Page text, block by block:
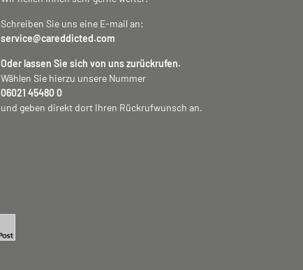
Schreiben Sie uns eine E-mail an:
service@careddicted.com
Oder lassen Sie sich von uns zurückrufen.
Wählen Sie hierzu unsere Nummer
06021 45480 0
und geben direkt dort Ihren Rückrufwunsch an.